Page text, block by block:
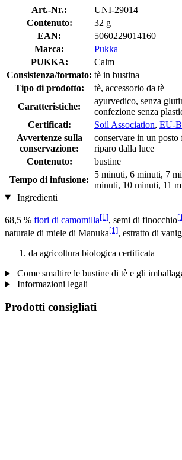
Art.-Nr.:
UNI-29014
Contenuto:
32 g
EAN:
5060229014160
Marca:
Pukka
PUKKA:
Calm
Consistenza/formato: tè in bustina
Tipo di prodotto:
tè, accessorio da tè
Caratteristiche:
ayurvedico, senza
confezione senza
Certificati:
Soil Association, EU-
Avvertenze sulla
conservazione:
conservare in un posto
riparo dalla luce
Contenuto:
bustine
Tempo di infusione:
5 minuti, 6 minuti, 7
minuti, 10 minuti, 11
Ingredienti
68,5 % fiori di camomilla[1], semi di finocchio
naturale di miele di Manuka[1], estratto di
da agricoltura biologica certificata
Come smaltire le bustine di tè e gli
Informazioni legali
Prodotti consigliati